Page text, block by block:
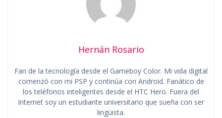
Hernán Rosario
Fan de la tecnología desde el Gameboy Color. Mi vida digital
comenzó con mi PSP y continúa con Android. Fanático de
los teléfonos inteligentes desde el HTC Hero. Fuera del
Internet soy un estudiante universitario que sueña con ser
lingüista.